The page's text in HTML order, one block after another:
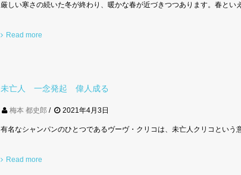
厳しい寒さの続いた冬が終わり、暖かな春が近づきつつあります。春とい
Read more
未亡人 一念発起 偉人成る
梅本 都史郎 2021年4月3日
有名なシャンパンのひとつであるヴーヴ・クリコは、未亡人クリコという
Read more